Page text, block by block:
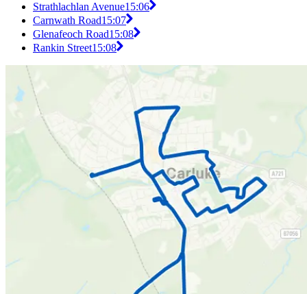
Strathlachlan Avenue15:06
Carnwath Road15:07
Glenafeoch Road15:08
Rankin Street15:08